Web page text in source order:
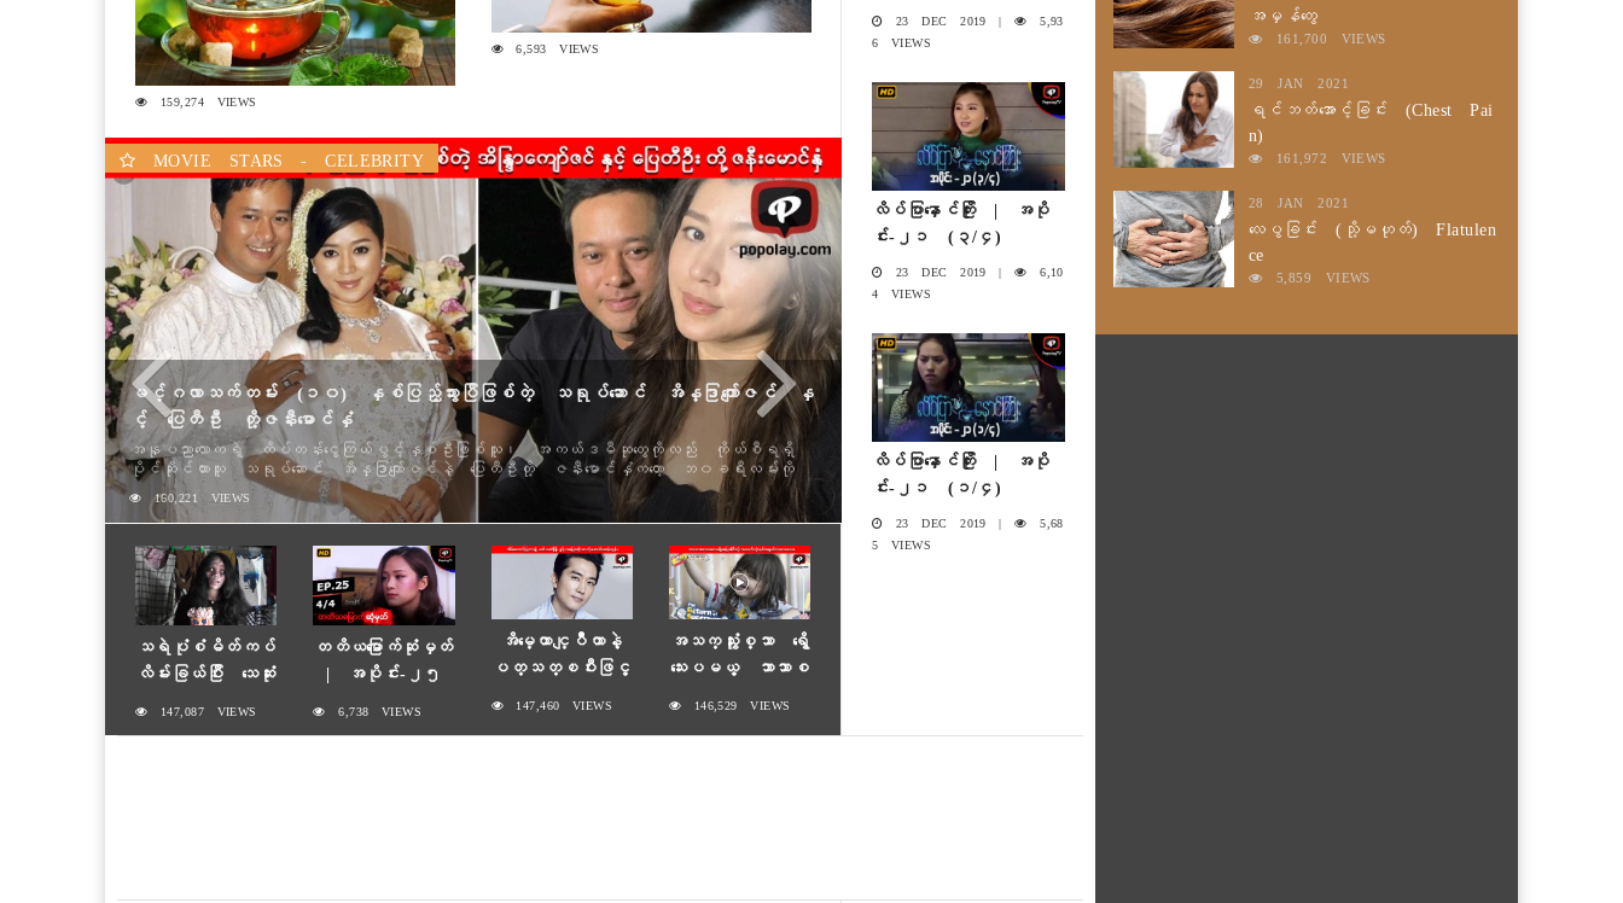
159,274 VIEWS
6,593 VIEWS
ဒုတိယအကြိမ် ကိုဗစ်ရောဂါပိုး ထပ်မံကူးစက်ခံခဲ့ရတဲ့ အောင်ရင်
ဇနီးဖြစ်သူနှင့်အတူ အင်္ဂလန်နိုင်ငံမှာ နေထိုင်နေတဲ့ အဆိုတော်ကြီး ဦးအောင်ရင်ဟာ ဒုတိယ
အကြိမ်အဖြစ် ကိုဗစ်ရောဂါပိုး ထပ်မံကူးစက်ခံခဲ့ရတယ်လို့ သိရပါတယ်။ ယခုတစ်ခါမှာတော့
သူနှင့်အတူ ဇနီးဖြစ်သူမှာလည်း Covid positive တွေ့ရှိခဲ့တာကြောင့် ဇနီးမောင်နှံနှစ်ယောက်လုံး ကွာ
ရ 157,641 VIEWS
MOVIE STARS - CELEBRITY
Previous Next
သရဲပုံစံမိတ်ကပ်
လိမ်းခြယ်ပြီး သေဆုံး
အစားများကိုရောင်းတဲ့
147,087 VIEWS
တတိယမြောက်ဆုံမှတ်
| အပိုင်း-၂၅
6,738 VIEWS
အိမ္ေထာင္ျပဳတာနဲ့
ပတ္သတ္ၿပီးဖြင့္
န္ဟြန္း
147,460 VIEWS
အသက္သုံးႏွစ္သာ ရွိေ
သးေပမယ့္ ဘာသာစ
146,529 VIEWS
23 DEC 2019 |
5,93
6 VIEWS
လိပ်ပြာနှောင်ကြိုး | အပို
င်း-၂၁ (၃/၄)
23 DEC 2019 |
6,10
4 VIEWS
လိပ်ပြာနှောင်ကြိုး | အပို
င်း-၂၁ (၁/၄)
23 DEC 2019 |
5,68
5 VIEWS
အမှန်တွေ
161,700 VIEWS
29 JAN 2021
ရင်ဘတ်အောင့်ခြင်း (Chest Pai
n)
161,972 VIEWS
28 JAN 2021
လေပွခြင်း (သို့မဟုတ်) Flatulen
ce
5,859 VIEWS